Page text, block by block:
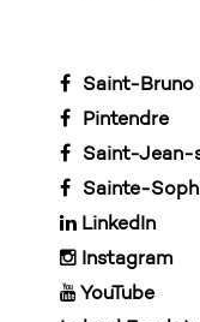
Saint-Bruno
Pintendre
Saint-Jean-
Sainte-
LinkedIn
Instagram
YouTube